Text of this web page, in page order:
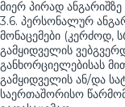
მიერ პირად
3.6. პერსონალურ
მონაცემები (კერძოდ,
გამყიდველის
განხორციელებისას
გამყიდველის ან/და
საერთაშორისო